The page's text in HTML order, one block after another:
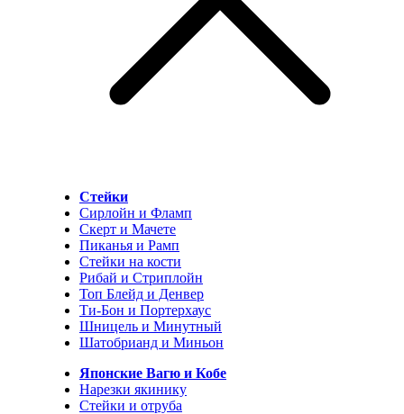
Стейки
Сирлойн и Фламп
Скерт и Мачете
Пиканья и Рамп
Стейки на кости
Рибай и Стриплойн
Топ Блейд и Денвер
Ти-Бон и Портерхаус
Шницель и Минутный
Шатобрианд и Миньон
Японские Вагю и Кобе
Нарезки якинику
Стейки и отруба